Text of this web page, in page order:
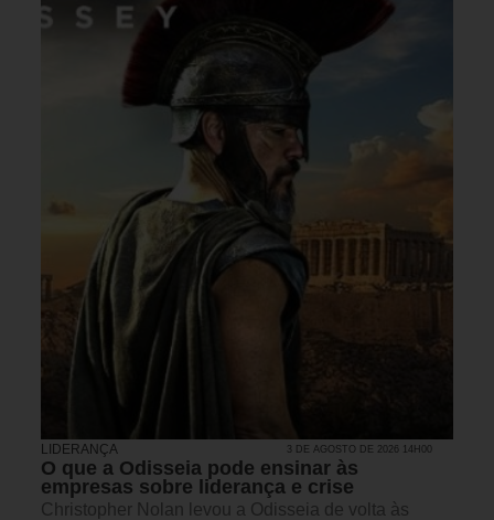
LIDERANÇA 3 DE AGOSTO DE 2026 14H00
O que a Odisseia pode ensinar às
empresas sobre liderança e crise
Christopher Nolan levou a Odisseia de volta às